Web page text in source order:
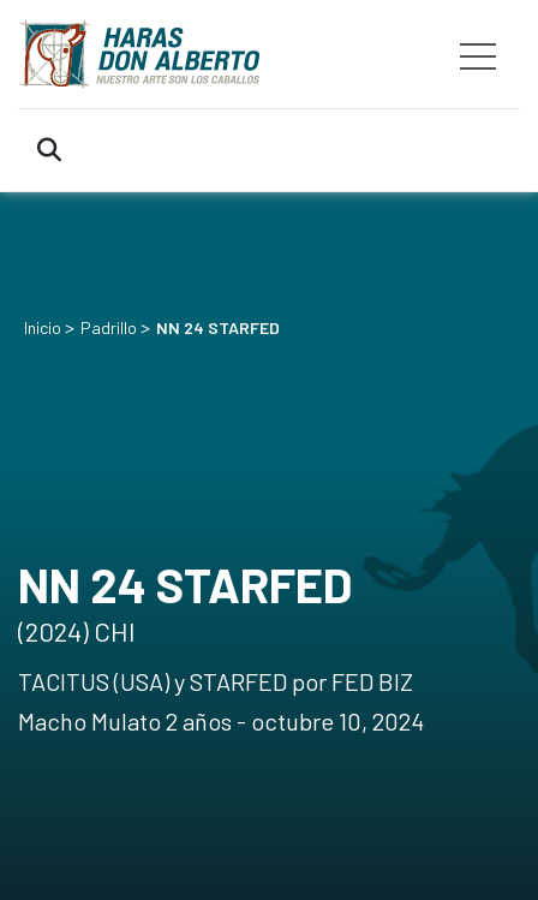
Inicio > Padrillo > NN 24 STARFED
NN 24 STARFED
(2024) CHI
TACITUS (USA) y STARFED por FED BIZ
Macho Mulato 2 años - octubre 10, 2024